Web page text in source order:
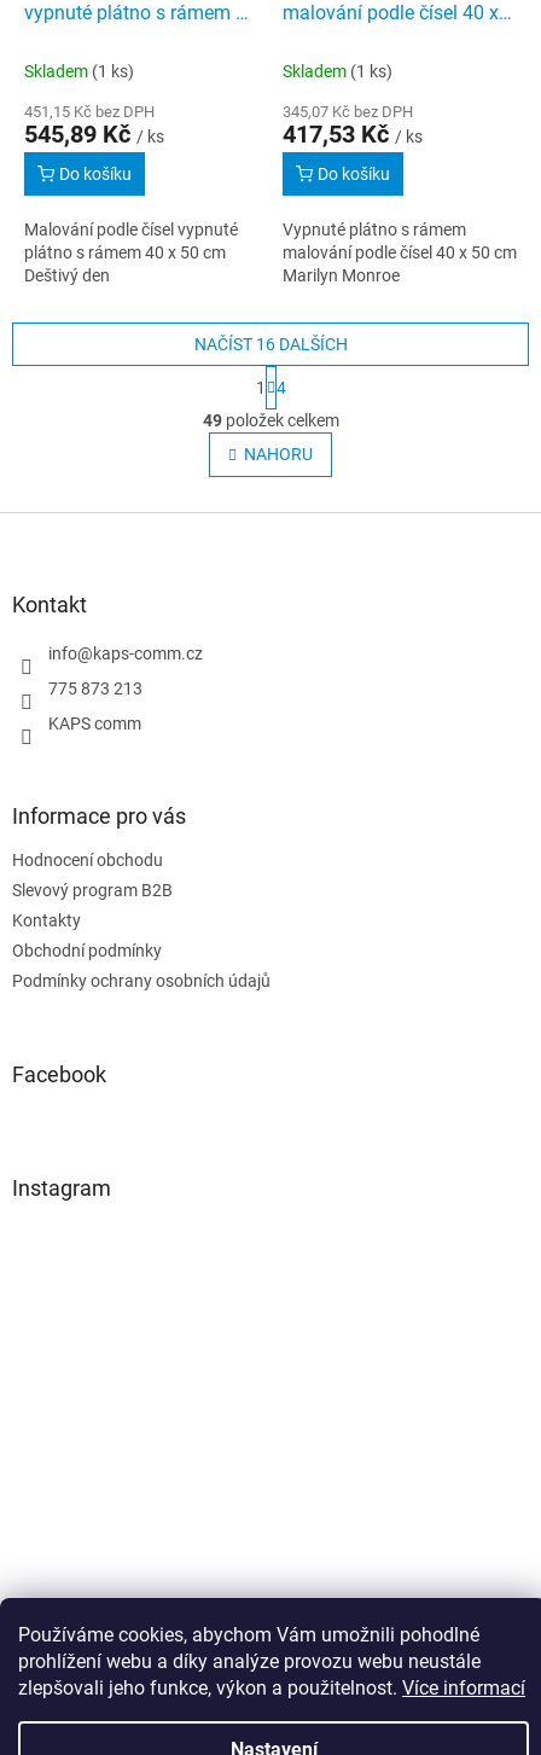
Používáme cookies, abychom Vám umožnili pohodlné
prohlížení webu a díky analýze provozu webu neustále
zlepšovali jeho funkce, výkon a použitelnost. Více informací
Nastavení
vypnuté plátno s rámem 40
Skladem (1 ks)
451,15 Kč bez DPH
545,89 Kč / ks
Do košíku
Malování podle čísel vypnuté
plátno s rámem 40 x 50 cm
Deštivý den
malování podle čísel 40 x
Skladem (1 ks)
345,07 Kč bez DPH
417,53 Kč / ks
Do košíku
Vypnuté plátno s rámem
malování podle čísel 40 x 50 cm
Marilyn Monroe
O
v
l
á
NAČÍST 16 DALŠÍCH
t
r
á
n
k
v
1
4
49položek celkem
NAHORU
Kontakt
info@kaps-comm.cz
775 873 213
KAPS comm
Informace pro vás
Hodnocení obchodu
Slevový program B2B
Kontakty
Obchodní podmínky
Podmínky ochrany osobních údajů
Facebook
Instagram
Vytvořil Shoptet